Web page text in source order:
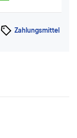
Zahlungsmittel